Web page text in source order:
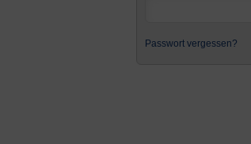
Passwort vergessen?